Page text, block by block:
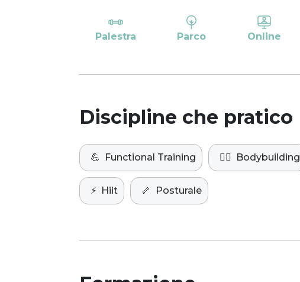
Palestra Parco Online
Discipline che pratico
💪 Functional Training 🏋️‍♀️ Bodybuilding
⚡️ Hiit 🦴 Posturale